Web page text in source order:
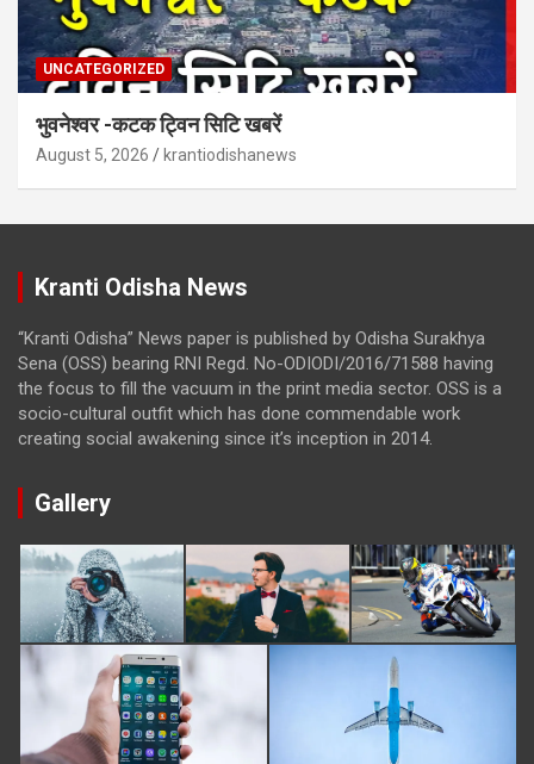
UNCATEGORIZED
भुवनेश्वर -कटक ट्विन सिटि खबरें
August 5, 2026 krantiodishanews
Kranti Odisha News
“Kranti Odisha” News paper is published by Odisha Surakhya
Sena (OSS) bearing RNI Regd. No-ODIODI/2016/71588 having
the focus to fill the vacuum in the print media sector. OSS is a
socio-cultural outfit which has done commendable work
creating social awakening since it’s inception in 2014.
Gallery